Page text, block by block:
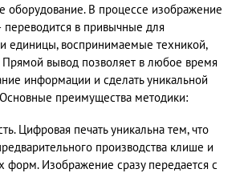
оборудование. В процессе изображение
в привычные для
единицы, воспринимаемые техникой,
Прямой вывод позволяет в любое время
информации и сделать уникальной
преимущества методики:
Цифровая печать уникальна тем, что
производства клише и
форм. Изображение сразу передается с